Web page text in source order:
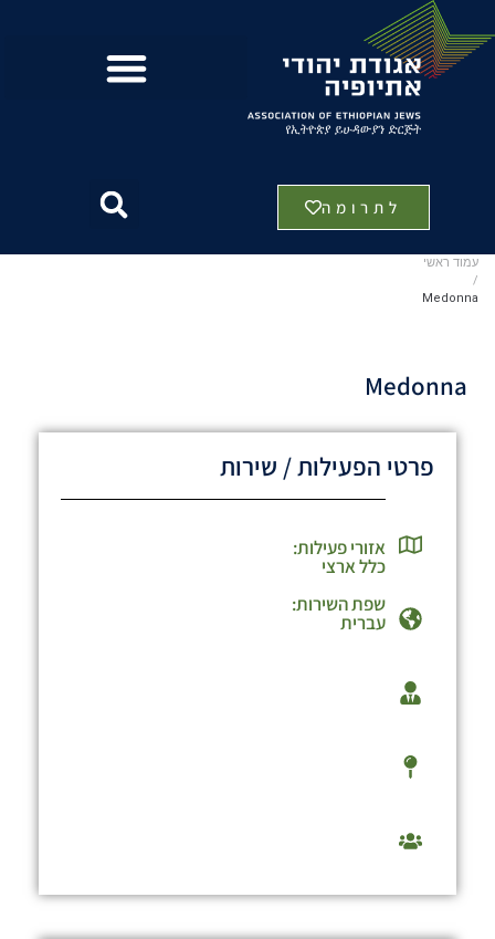
לתרומה
עמוד ראשי
/
Medonna
Medonna
פרטי הפעילות / שירות
אזורי פעילות:
כלל ארצי
שפת השירות:
עברית